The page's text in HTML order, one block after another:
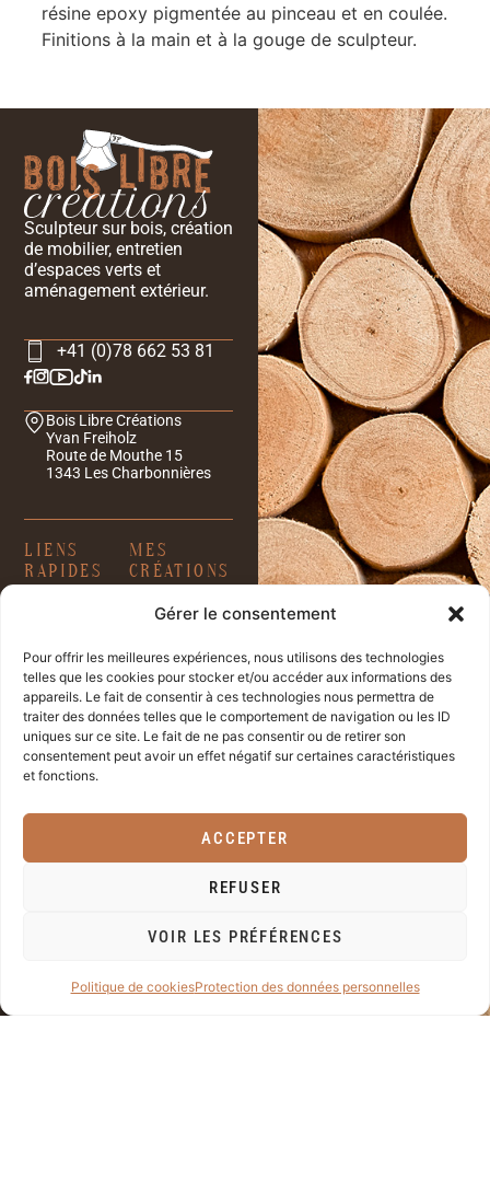
Gérer le consentement
Pour offrir les meilleures expériences, nous utilisons des technologies
telles que les cookies pour stocker et/ou accéder aux informations des
appareils. Le fait de consentir à ces technologies nous permettra de
traiter des données telles que le comportement de navigation ou les ID
uniques sur ce site. Le fait de ne pas consentir ou de retirer son
consentement peut avoir un effet négatif sur certaines caractéristiques
et fonctions.
ACCEPTER
REFUSER
VOIR LES PRÉFÉRENCES
Politique de cookiesProtection des données personnelles
résine epoxy pigmentée au pinceau et en coulée.
Finitions à la main et à la gouge de sculpteur.
Sculpteur sur bois, création
de mobilier, entretien
d’espaces verts et
aménagement extérieur.
+41 (0)78 662 53 81
Bois Libre Créations
Yvan Freiholz
Route de Mouthe 15
1343 Les Charbonnières
LIENS
RAPIDES
origine
Collection
Signature
Sculpture sur
bois
Sculpture In
Créations en
Entretien et
Réalisations
MES
CRÉATIONS
bois
Catalogue
JURIDIQUE
Impressum
Protection des
Politique de
cookies (UE)